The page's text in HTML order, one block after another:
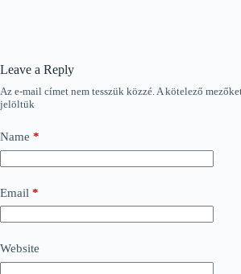
Leave a Reply
Az e-mail címet nem tesszük közzé.A kötelező
jelöltük
Name *
Email *
Website